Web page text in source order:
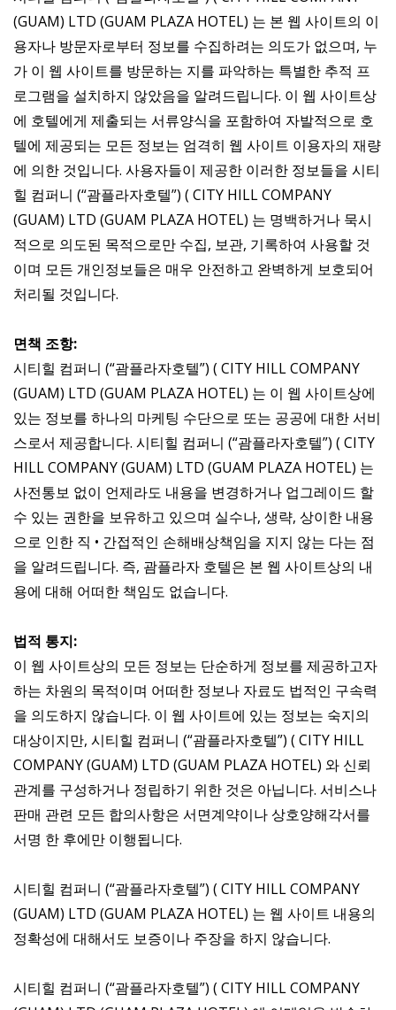
(GUAM) LTD (GUAM PLAZA HOTEL) 는 본 웹 사이트의 이
용자나 방문자로부터 정보를 수집하려는 의도가 없으며, 누
가 이 웹 사이트를 방문하는 지를 파악하는 특별한 추적 프
로그램을 설치하지 않았음을 알려드립니다. 이 웹 사이트상
에 호텔에게 제출되는 서류양식을 포함하여 자발적으로 호
텔에 제공되는 모든 정보는 엄격히 웹 사이트 이용자의 재량
에 의한 것입니다. 사용자들이 제공한 이러한 정보들을 시티
힐 컴퍼니 (“괌플라자호텔”) ( CITY HILL COMPANY
(GUAM) LTD (GUAM PLAZA HOTEL) 는 명백하거나 묵시
적으로 의도된 목적으로만 수집, 보관, 기록하여 사용할 것
이며 모든 개인정보들은 매우 안전하고 완벽하게 보호되어
처리될 것입니다.
면책 조항:
시티힐 컴퍼니 (“괌플라자호텔”) ( CITY HILL COMPANY
(GUAM) LTD (GUAM PLAZA HOTEL) 는 이 웹 사이트상에
있는 정보를 하나의 마케팅 수단으로 또는 공공에 대한 서비
스로서 제공합니다. 시티힐 컴퍼니 (“괌플라자호텔”) ( CITY
HILL COMPANY (GUAM) LTD (GUAM PLAZA HOTEL) 는
사전통보 없이 언제라도 내용을 변경하거나 업그레이드 할
수 있는 권한을 보유하고 있으며 실수나, 생략, 상이한 내용
으로 인한 직 • 간접적인 손해배상책임을 지지 않는 다는 점
을 알려드립니다. 즉, 괌플라자 호텔은 본 웹 사이트상의 내
용에 대해 어떠한 책임도 없습니다.
법적 통지:
이 웹 사이트상의 모든 정보는 단순하게 정보를 제공하고자
하는 차원의 목적이며 어떠한 정보나 자료도 법적인 구속력
을 의도하지 않습니다. 이 웹 사이트에 있는 정보는 숙지의
대상이지만, 시티힐 컴퍼니 (“괌플라자호텔”) ( CITY HILL
COMPANY (GUAM) LTD (GUAM PLAZA HOTEL) 와 신뢰
관계를 구성하거나 정립하기 위한 것은 아닙니다. 서비스나
판매 관련 모든 합의사항은 서면계약이나 상호양해각서를
서명 한 후에만 이행됩니다.
시티힐 컴퍼니 (“괌플라자호텔”) ( CITY HILL COMPANY
(GUAM) LTD (GUAM PLAZA HOTEL) 는 웹 사이트 내용의
정확성에 대해서도 보증이나 주장을 하지 않습니다.
시티힐 컴퍼니 (“괌플라자호텔”) ( CITY HILL COMPANY